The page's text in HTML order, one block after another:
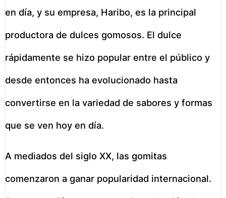
en día, y su empresa, Haribo, es la principal
productora de dulces gomosos. El dulce
rápidamente se hizo popular entre el público y
desde entonces ha evolucionado hasta
convertirse en la variedad de sabores y formas
que se ven hoy en día.
A mediados del siglo XX, las gomitas
comenzaron a ganar popularidad internacional.